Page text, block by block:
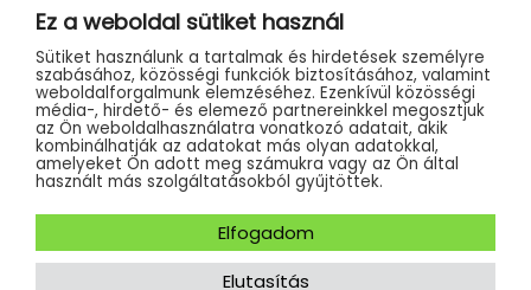
Címünk: 9025 Győr, Tákó utca 30.
Weboldalunkat készítette:Marketinges Erika és csapata
Ez a weboldal sütiket használ
Sütiket használunk a tartalmak és hirdetések személyre
szabásához, közösségi funkciók biztosításához, valamint
weboldalforgalmunk elemzéséhez. Ezenkívül közösségi
média-, hirdető- és elemező partnereinkkel megosztjuk
az Ön weboldalhasználatra vonatkozó adatait, akik
kombinálhatják az adatokat más olyan adatokkal,
amelyeket Ön adott meg számukra vagy az Ön által
használt más szolgáltatásokból gyűjtöttek.
Elfogadom
Elutasítás
Webshop